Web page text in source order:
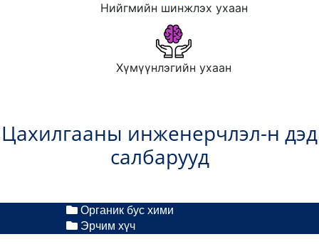
Нийгмийн шинжлэх ухаан
Хүмүүнлэгийн ухаан
Цахилгааны инженерчлэл-н дэд
салбарууд
Органик бус хими
Эрчим хүч